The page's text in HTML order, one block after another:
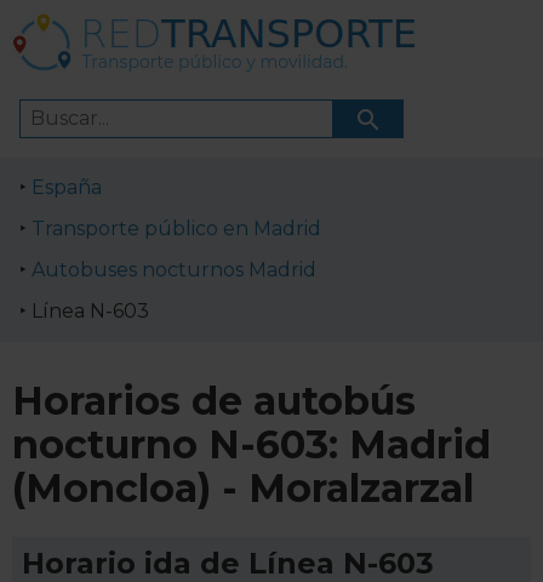
España
Transporte público en Madrid
Autobuses nocturnos Madrid
Línea N-603
Horarios de autobús
nocturno N-603: Madrid
(Moncloa) - Moralzarzal
Horario ida de Línea N-603